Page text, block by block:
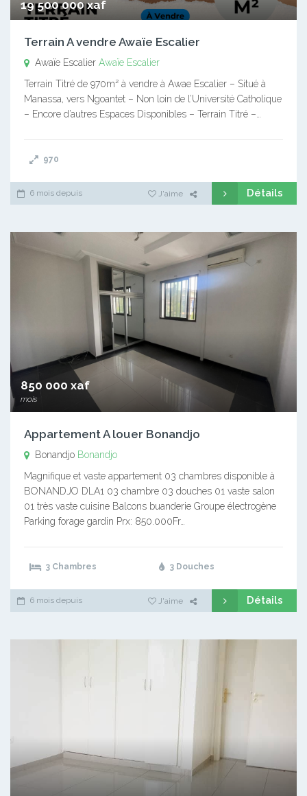
19 500 000 xaf
Terrain A vendre Awaïe Escalier
Awaïe Escalier Awaïe Escalier
Terrain Titré de 970m² à vendre à Awae Escalier – Situé à
Manassa, vers Ngoantet – Non loin de l’Université Catholique
– Encore d’autres Espaces Disponibles – Terrain Titré –…
970
6 mois depuis J'aime Détails
850 000 xaf
mois
Appartement A louer Bonandjo
Bonandjo Bonandjo
Magnifique et vaste appartement 03 chambres disponible à
BONANDJO DLA1 03 chambre 03 douches 01 vaste salon
01 très vaste cuisine Balcons buanderie Groupe électrogène
Parking forage gardin Prx: 850.000Fr…
3 Chambres 3 Douches
6 mois depuis J'aime Détails